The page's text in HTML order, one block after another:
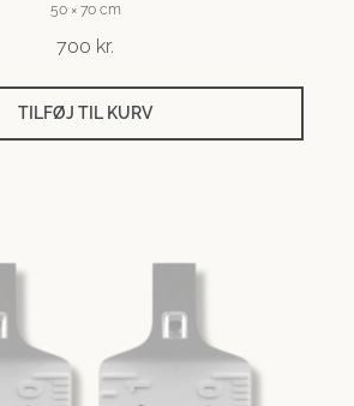
50 × 70 cm
700 kr.
TILFØJ TIL KURV